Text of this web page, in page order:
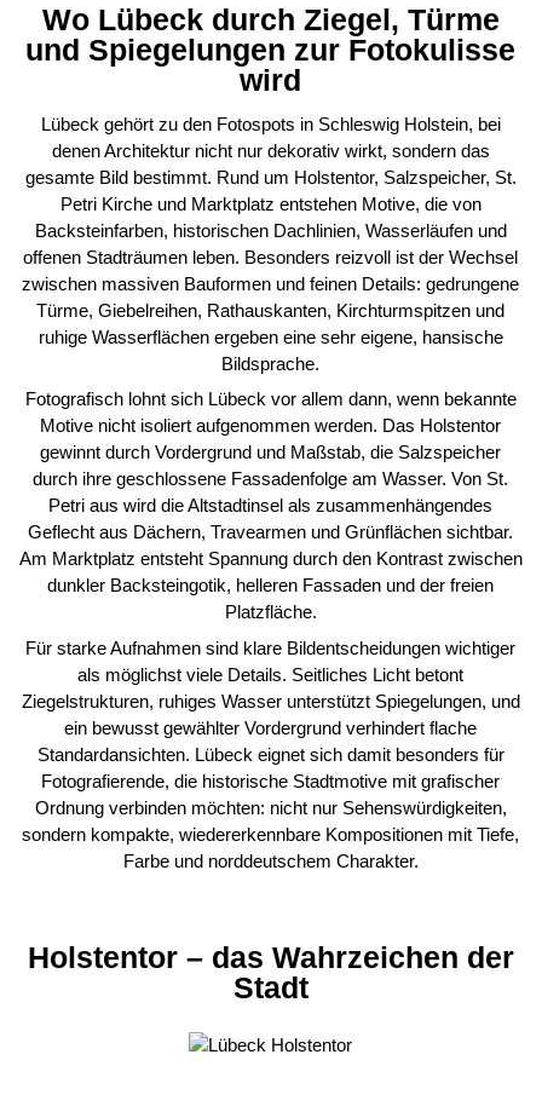
Wo Lübeck durch Ziegel, Türme
und Spiegelungen zur Fotokulisse
wird
Lübeck gehört zu den Fotospots in Schleswig Holstein, bei
denen Architektur nicht nur dekorativ wirkt, sondern das
gesamte Bild bestimmt. Rund um Holstentor, Salzspeicher, St.
Petri Kirche und Marktplatz entstehen Motive, die von
Backsteinfarben, historischen Dachlinien, Wasserläufen und
offenen Stadträumen leben. Besonders reizvoll ist der Wechsel
zwischen massiven Bauformen und feinen Details: gedrungene
Türme, Giebelreihen, Rathauskanten, Kirchturmspitzen und
ruhige Wasserflächen ergeben eine sehr eigene, hansische
Bildsprache.
Fotografisch lohnt sich Lübeck vor allem dann, wenn bekannte
Motive nicht isoliert aufgenommen werden. Das Holstentor
gewinnt durch Vordergrund und Maßstab, die Salzspeicher
durch ihre geschlossene Fassadenfolge am Wasser. Von St.
Petri aus wird die Altstadtinsel als zusammenhängendes
Geflecht aus Dächern, Travearmen und Grünflächen sichtbar.
Am Marktplatz entsteht Spannung durch den Kontrast zwischen
dunkler Backsteingotik, helleren Fassaden und der freien
Platzfläche.
Für starke Aufnahmen sind klare Bildentscheidungen wichtiger
als möglichst viele Details. Seitliches Licht betont
Ziegelstrukturen, ruhiges Wasser unterstützt Spiegelungen, und
ein bewusst gewählter Vordergrund verhindert flache
Standardansichten. Lübeck eignet sich damit besonders für
Fotografierende, die historische Stadtmotive mit grafischer
Ordnung verbinden möchten: nicht nur Sehenswürdigkeiten,
sondern kompakte, wiedererkennbare Kompositionen mit Tiefe,
Farbe und norddeutschem Charakter.
Holstentor – das Wahrzeichen der
Stadt